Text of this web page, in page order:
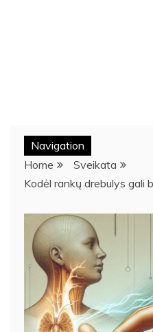
Navigation
Home
Sveikata
Kodėl rankų drebulys gali